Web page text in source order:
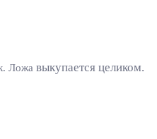
Ложа выкупается целиком.